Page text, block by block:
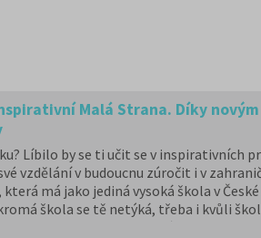
Malá Strana. Díky
Líbilo by se ti učit se v inspirativních
vzdělání v budoucnu zúročit i v
která má jako jediná vysoká škola v
škola se tě netýká, třeba i kvůli
nejde, pak rozhodně čti dál.